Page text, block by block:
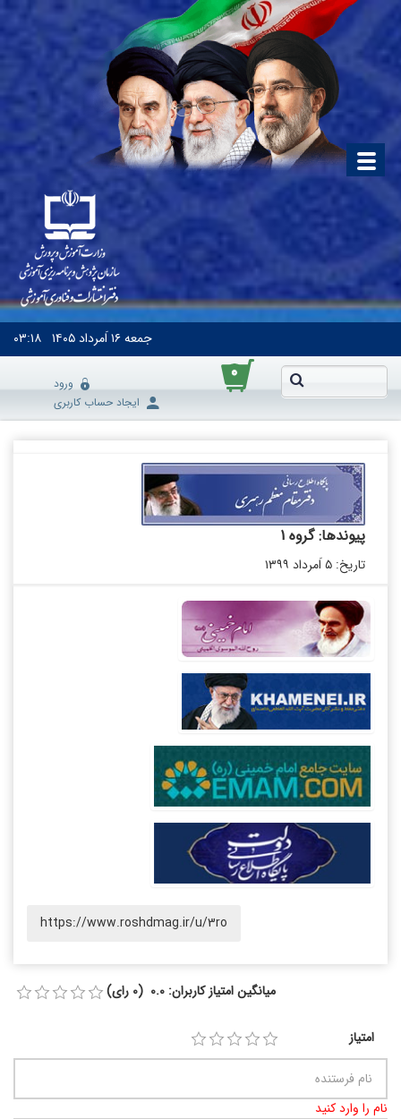
جمعه۱۶ اَمرداد ۱۴۰۵ ۰۳:۱۸
۰
ورود
ایجاد حساب کاربری
پیوندها: گروه 1
تاریخ: ۵ اَمرداد ۱۳۹۹
https://www.roshdmag.ir/u/3ro
میانگین امتیاز کاربران: 0.0 (0 رای)
امتیاز
نام را وارد کنید